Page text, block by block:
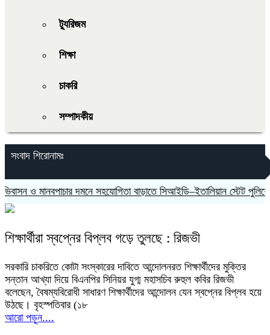
ট্যুরিজম
শিক্ষা
চাকরি
সম্পাদকীয়
সংবাদ শিরোনামঃ
ও মানবপাচার দমনে সহযোগিতা বাড়াতে সিআইডি–ইতালিয়ান স্টেট পুলিশের
শিক্ষার্থীরা স্বপ্নের বিপ্লব গড়ে তুলছে : রিজভী
সরকারি চাকরিতে কোটা সংস্কারের দাবিতে আন্দোলনরত শিক্ষার্থীদের মুক্তির
সন্তান আখ্যা দিয়ে বিএনপির সিনিয়র যুগ্ম মহাসচিব রুহুল কবির রিজভী
বলেছেন, বৈষম্যবিরোধী সাধারণ শিক্ষার্থীদের আন্দোলন যেন স্বপ্নের বিপ্লব হয়ে
উঠছে। বৃহস্পতিবার (১৮
আরো পড়ুন....